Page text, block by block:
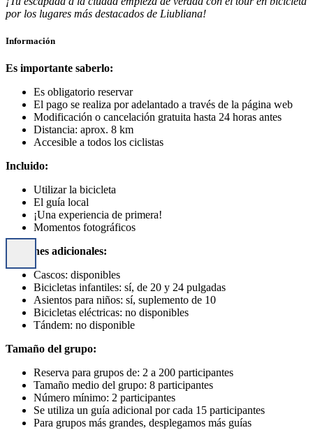
por los lugares más destacados de Liubliana!
Información
Es importante saberlo:
Es obligatorio reservar
El pago se realiza por adelantado a través de la página web
Modificación o cancelación gratuita hasta 24 horas antes
Distancia: aprox. 8 km
Accesible a todos los ciclistas
Incluido:
Utilizar la bicicleta
El guía local
¡Una experiencia de primera!
Momentos fotográficos
Opciones adicionales:
Cascos: disponibles
Bicicletas infantiles: sí, de 20 y 24 pulgadas
Asientos para niños: sí, suplemento de 10
Bicicletas eléctricas: no disponibles
Tándem: no disponible
Tamaño del grupo:
Reserva para grupos de: 2 a 200 participantes
Tamaño medio del grupo: 8 participantes
Número mínimo: 2 participantes
Se utiliza un guía adicional por cada 15 participantes
Para grupos más grandes, desplegamos más guías